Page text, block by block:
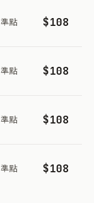
準點 $108
準點 $108
準點 $108
準點 $108